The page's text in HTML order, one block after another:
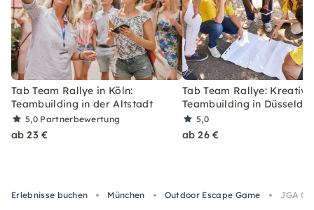
Tab Team Rallye in Köln:
Teambuilding in der Altstadt
5,0 Partnerbewertung
ab 23 €
Tab Team Rallye:
Teambuilding in
5,0
ab 26 €
Erlebnisse buchen München Outdoor Escape Game
JGA